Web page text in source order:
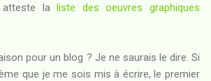
atteste laliste des oeuvres graphiques
pour un blog ? Je ne saurais le dire. Si
que je me sois mis à écrire, le premier